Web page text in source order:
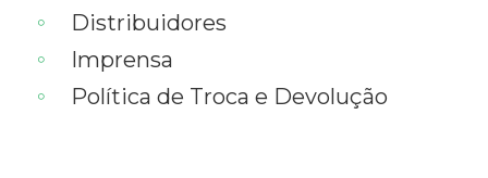
Distribuidores
Imprensa
Política de Troca e Devolução